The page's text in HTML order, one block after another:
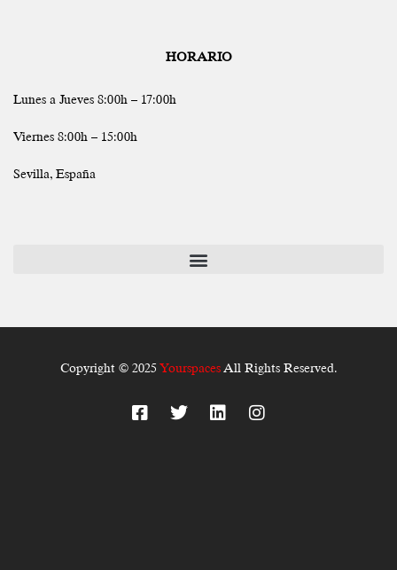
HORARIO
Lunes a Jueves 8:00h – 17:00h
Viernes 8:00h – 15:00h
Sevilla, España
Copyright © 2025 YourspacesAll Rights Reserved.